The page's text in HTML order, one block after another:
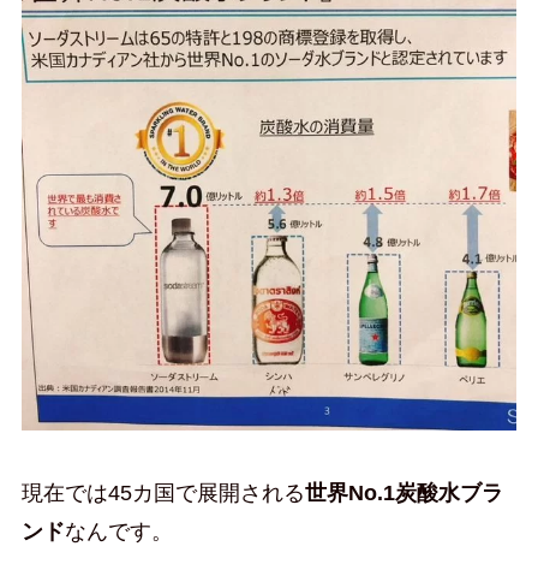
現在では45カ国で展開される世界No.1炭酸水ブラ
ンドなんです。